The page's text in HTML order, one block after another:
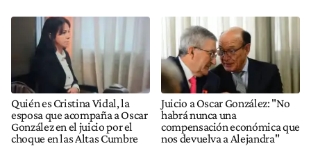
Quién es Cristina Vidal, la
esposa que acompaña a Oscar
González en el juicio por el
choque en las Altas Cumbre
Juicio a Oscar González: "No
habrá nunca una
compensación económica que
nos devuelva a Alejandra"